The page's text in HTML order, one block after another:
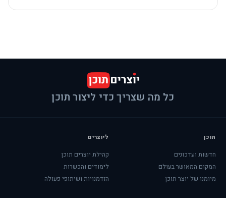
כל מה שצריך כדי ליצור תוכן
תוכן
חדשות ועדכונים
המקום המאושר בעולם
מיומנו של יוצר תוכן
ליוצרים
קהילת יוצרים תוכן
לימודים והכשרות
הזדמנויות ושיתופי פעולה